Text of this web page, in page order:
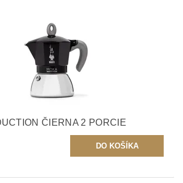
ČIERNA 2 PORCIE